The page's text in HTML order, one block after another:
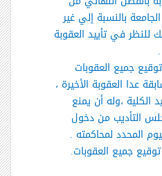
بالنسبة إلي غير
للنظر في تأييد العقوبة
جميع العقوبات
عدا العقوبة الأخيرة ،
الكلية ،وله أن يمنع
التأديب من دخول
المحدد لمحاكمته .
جميع العقوبات.